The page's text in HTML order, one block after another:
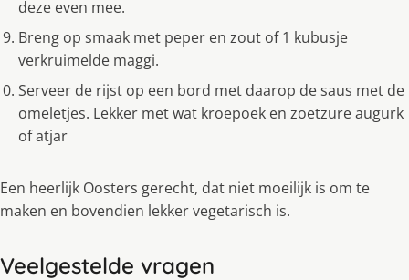
deze even mee.
Breng op smaak met peper en zout of 1 kubusje
verkruimelde maggi.
Serveer de rĳst op een bord met daarop de saus met de
omeletjes. Lekker met wat kroepoek en zoetzure augurk
of atjar
Een heerlijk Oosters gerecht, dat niet moeilijk is om te
maken en bovendien lekker vegetarisch is.
Veelgestelde vragen